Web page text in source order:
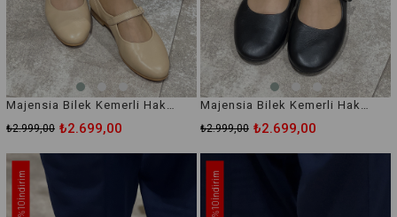
₺2.699,00
₺2.999,00 ₺2.699,00
₺2.999,00
%10
İndirim
%10
İndirim